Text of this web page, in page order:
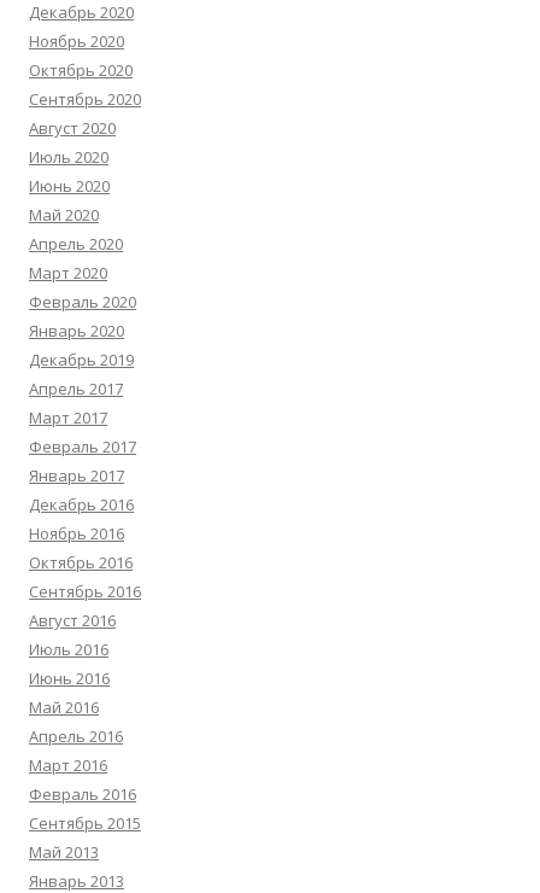
Декабрь 2020
Ноябрь 2020
Октябрь 2020
Сентябрь 2020
Август 2020
Июль 2020
Июнь 2020
Май 2020
Апрель 2020
Март 2020
Февраль 2020
Январь 2020
Декабрь 2019
Апрель 2017
Март 2017
Февраль 2017
Январь 2017
Декабрь 2016
Ноябрь 2016
Октябрь 2016
Сентябрь 2016
Август 2016
Июль 2016
Июнь 2016
Май 2016
Апрель 2016
Март 2016
Февраль 2016
Сентябрь 2015
Май 2013
Январь 2013